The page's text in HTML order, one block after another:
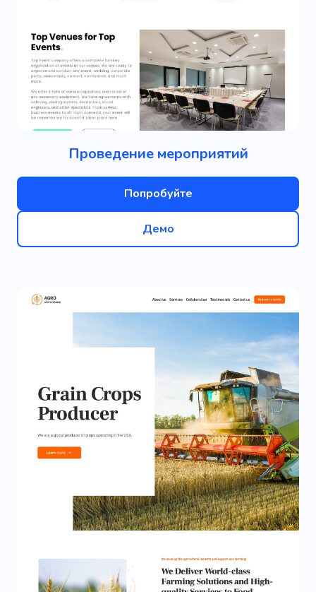
Проведение мероприятий
Попробуйте
Демо